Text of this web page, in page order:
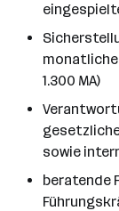
1.300 MA)
sowie
beratende